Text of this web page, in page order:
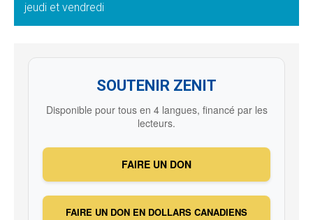
jeudi et vendredi
SOUTENIR ZENIT
Disponible pour tous en 4 langues, financé par les
lecteurs.
FAIRE UN DON
FAIRE UN DON EN DOLLARS CANADIENS